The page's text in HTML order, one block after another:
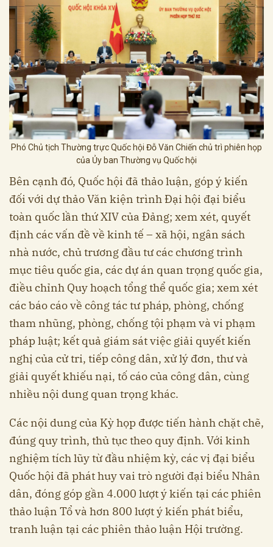
Phó Chủ tịch Thường trực Quốc hội Đỗ Văn Chiến chủ trì phiên họp
của Ủy ban Thường vụ Quốc hội
Bên cạnh đó, Quốc hội đã thảo luận, góp ý kiến
đối với dự thảo Văn kiện trình Đại hội đại biểu
toàn quốc lần thứ XIV của Đảng; xem xét, quyết
định các vấn đề về kinh tế – xã hội, ngân sách
nhà nước, chủ trương đầu tư các chương trình
mục tiêu quốc gia, các dự án quan trọng quốc gia,
điều chỉnh Quy hoạch tổng thể quốc gia; xem xét
các báo cáo về công tác tư pháp, phòng, chống
tham nhũng, phòng, chống tội phạm và vi phạm
pháp luật; kết quả giám sát việc giải quyết kiến
nghị của cử tri, tiếp công dân, xử lý đơn, thư và
giải quyết khiếu nại, tố cáo của công dân, cùng
nhiều nội dung quan trọng khác.
Các nội dung của Kỳ họp được tiến hành chặt chẽ,
đúng quy trình, thủ tục theo quy định. Với kinh
nghiệm tích lũy từ đầu nhiệm kỳ, các vị đại biểu
Quốc hội đã phát huy vai trò người đại biểu Nhân
dân, đóng góp gần 4.000 lượt ý kiến tại các phiên
thảo luận Tổ và hơn 800 lượt ý kiến phát biểu,
tranh luận tại các phiên thảo luận Hội trường.